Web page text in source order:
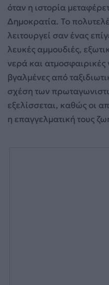
όταν η ιστορία
Δημοκρατία. Το
λειτουργεί σαν ένας
λευκές αμμουδιές,
νερά και ατμοσφαιρικές
βγαλμένες από
σχέση των
εξελίσσεται, καθώς οι
η επαγγελματική τους